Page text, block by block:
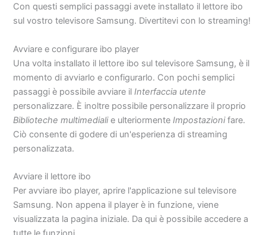
Con questi semplici passaggi avete installato il lettore ibo
sul vostro televisore Samsung. Divertitevi con lo streaming!
Avviare e configurare ibo player
Una volta installato il lettore ibo sul televisore Samsung, è il
momento di avviarlo e configurarlo. Con pochi semplici
passaggi è possibile avviare il Interfaccia utente
personalizzare. È inoltre possibile personalizzare il proprio
Biblioteche multimedialie ulteriormente Impostazionifare.
Ciò consente di godere di un'esperienza di streaming
personalizzata.
Avviare il lettore ibo
Per avviare ibo player, aprire l'applicazione sul televisore
Samsung. Non appena il player è in funzione, viene
visualizzata la pagina iniziale. Da qui è possibile accedere a